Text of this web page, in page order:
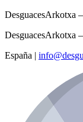
DesguacesArkotxa
DesguacesArkotxa
España |